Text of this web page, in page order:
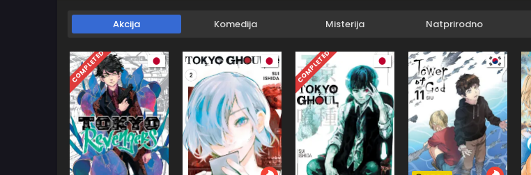
Akcija Komedija Misterija Natprirodno
COMPLETED COMPLETED